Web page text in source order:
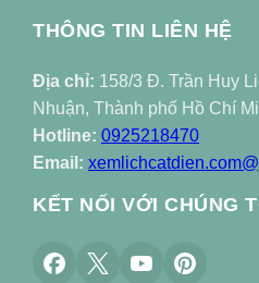
THÔNG TIN LIÊN HỆ
Địa chỉ: 158/3 Đ. Trần Huy
Nhuận, Thành phố Hồ Chí
Hotline: 0925218470
Email:
KẾT NỐI VỚI CHÚNG